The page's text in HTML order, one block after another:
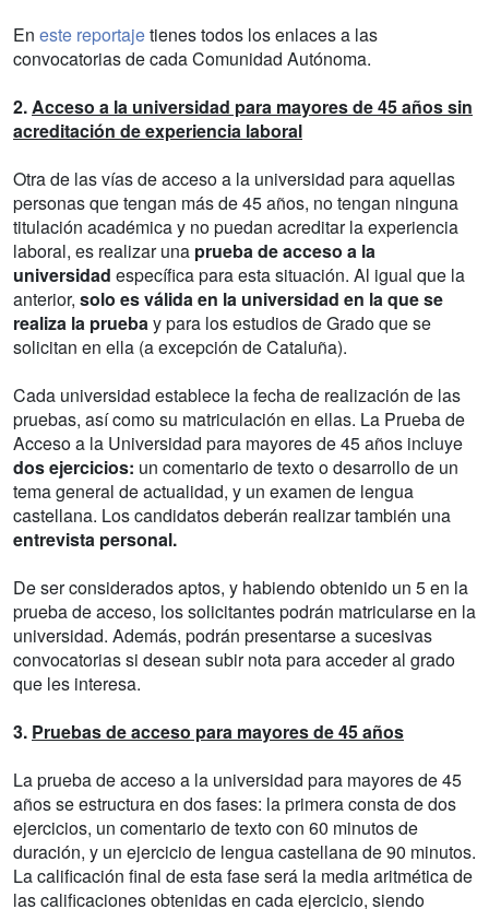
En este reportajetienes todos los enlaces a las
convocatorias de cada Comunidad Autónoma.
2. Acceso a la universidad para mayores de 45 años sin
acreditación de experiencia laboral
Otra de las vías de acceso a la universidad para aquellas
personas que tengan más de 45 años, no tengan ninguna
titulación académica y no puedan acreditar la experiencia
laboral, es realizar una prueba de acceso a la
universidad específica para esta situación. Al igual que la
anterior, solo es válida en la universidad en la que se
realiza la prueba y para los estudios de Grado que se
solicitan en ella (a excepción de Cataluña).
Cada universidad establece la fecha de realización de las
pruebas, así como su matriculación en ellas. La Prueba de
Acceso a la Universidad para mayores de 45 años incluye
dos ejercicios: un comentario de texto o desarrollo de un
tema general de actualidad, y un examen de lengua
castellana. Los candidatos deberán realizar también una
entrevista personal.
De ser considerados aptos, y habiendo obtenido un 5 en la
prueba de acceso, los solicitantes podrán matricularse en la
universidad. Además, podrán presentarse a sucesivas
convocatorias si desean subir nota para acceder al grado
que les interesa.
3. Pruebas de acceso para mayores de 45 años
La prueba de acceso a la universidad para mayores de 45
años se estructura en dos fases: la primera consta de dos
ejercicios, un comentario de texto con 60 minutos de
duración, y un ejercicio de lengua castellana de 90 minutos.
La calificación final de esta fase será la media aritmética de
las calificaciones obtenidas en cada ejercicio, siendo